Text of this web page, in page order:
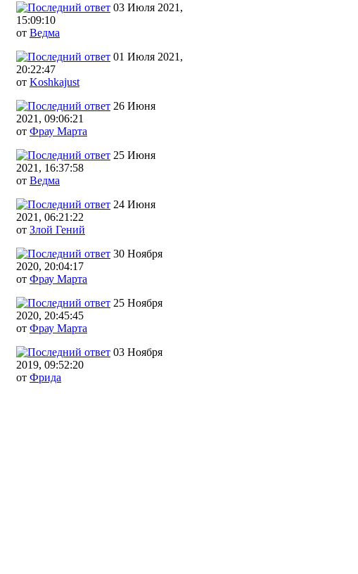
03 Июля 2021,
15:09:10
от Ведма
01 Июля 2021,
20:22:47
от Koshkajust
26 Июня
2021, 09:06:21
от Фрау Марта
25 Июня
2021, 16:37:58
от Ведма
24 Июня
2021, 06:21:22
от Злой Гений
30 Ноября
2020, 20:04:17
от Фрау Марта
25 Ноября
2020, 20:45:45
от Фрау Марта
03 Ноября
2019, 09:52:20
от Фрида